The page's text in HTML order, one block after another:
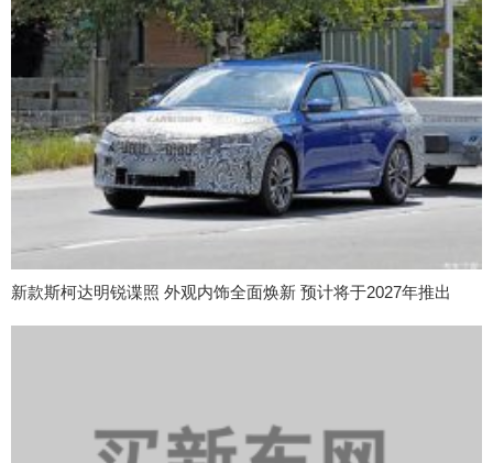
新款斯柯达明锐谍照 外观内饰全面焕新 预计将于2027年推出